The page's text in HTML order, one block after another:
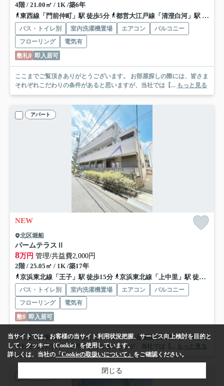
4階 / 21.00㎡ / 1K /築6年
東西線「門前仲町」駅 徒歩5分
都営大江戸線「清澄白河」駅 徒歩10分
バス・トイレ別 室内洗濯機置場 エアコン
バルコニー
フローリング
電気有
敷礼0 即入居可
ここまでご覧頂きありがとうございます。 お部屋探しの際には、皆さま
それぞれこだわりの条件があると思いますが、当社では【... もっと見る
アパート
NEW
北区堀船
パームテラスⅡ
8万円 管理/共益費2,000円
2階 / 25.05㎡ / 1K /築17年
京浜東北線「王子」駅 徒歩15分
京浜東北線「上中里」駅 徒歩17分
バス・トイレ別 室内洗濯機置場 エアコン
バルコニー
フローリング
電気有
敷0 即入居可
ここまでご覧頂きありがとうございます。 お部屋探しの際には、皆さま
それぞれこだわりの条件があると思いますが、当社では【... もっと見る
当サイトでは、お客様の当サイト利用状況把握、サービス向上検討を目的と
して、クッキー（Cookie）を使用しています。
詳しくは、当社の 「Cookieの取扱いについて」 をご確認ください。
閉じる